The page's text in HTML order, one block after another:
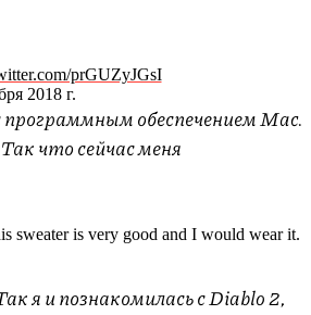
prGUZyJGsI
2018 г.
обеспечением Mac.
что сейчас меня
sweater is very good and I would wear it.
я и познакомилась с Diablo 2,